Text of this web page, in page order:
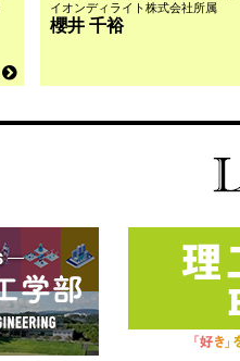
イオンディライト株式会社所属
櫻井 千裕